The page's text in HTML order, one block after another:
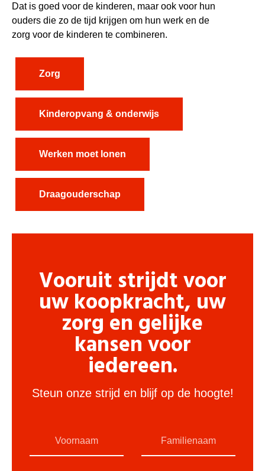
Dat is goed voor de kinderen, maar ook voor hun
ouders die zo de tijd krijgen om hun werk en de
zorg voor de kinderen te combineren.
Zorg
Kinderopvang & onderwijs
Werken moet lonen
Draagouderschap
Vooruit strijdt voor
uw koopkracht, uw
zorg en gelijke
kansen voor
iedereen.
Steun onze strijd en blijf op de hoogte!